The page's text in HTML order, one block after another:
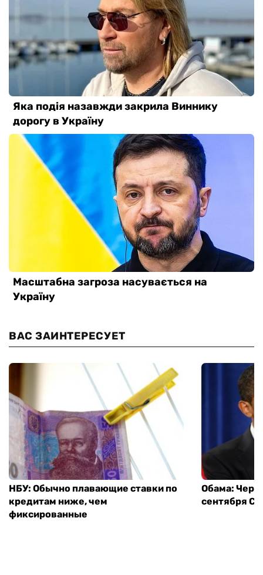
ВАС ЗАИНТЕРЕСУЕТ
НБУ: Обычно плавающие ставки по
кредитам ниже, чем
фиксированные
Обама:
сентября